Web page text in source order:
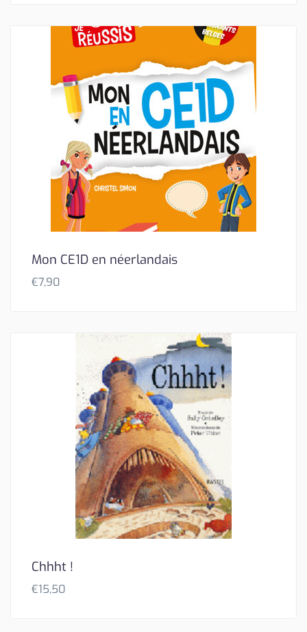
Mon CE1D en néerlandais
€7,90
Chhht !
€15,50